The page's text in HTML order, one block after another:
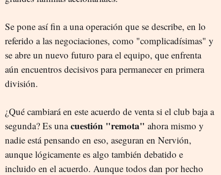
Se pone así fin a una operación que se describe, en lo
referido a las negociaciones, como "complicadísimas" y
se abre un nuevo futuro para el equipo, que enfrenta
aún encuentros decisivos para permanecer en primera
división.
¿Qué cambiará en este acuerdo de venta si el club baja a
segunda? Es unacuestión "remota" ahora mismo y
nadie está pensando en eso, aseguran en Nervión,
aunque lógicamente es algo también debatido e
incluido en el acuerdo. Aunque todos dan por hecho